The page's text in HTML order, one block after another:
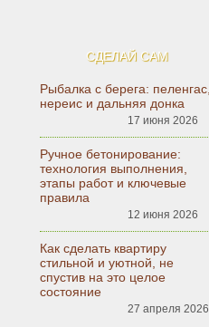
СДЕЛАЙ САМ
Рыбалка с берега: пеленгас,
нереис и дальняя донка
17 июня 2026
Ручное бетонирование:
технология выполнения,
этапы работ и ключевые
правила
12 июня 2026
Как сделать квартиру
стильной и уютной, не
спустив на это целое
состояние
27 апреля 2026